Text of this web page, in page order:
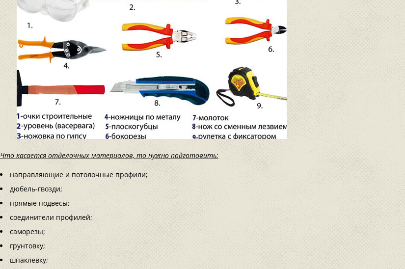
Что касается отделочных материалов, то нужно подготовить:
направляющие и потолочные профили;
дюбель-гвозди;
прямые подвесы;
соединители профилей;
саморезы;
грунтовку;
шпаклевку;